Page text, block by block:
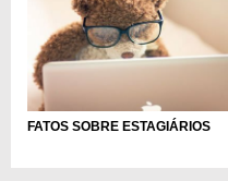
FATOS SOBRE ESTAGIÁRIOS